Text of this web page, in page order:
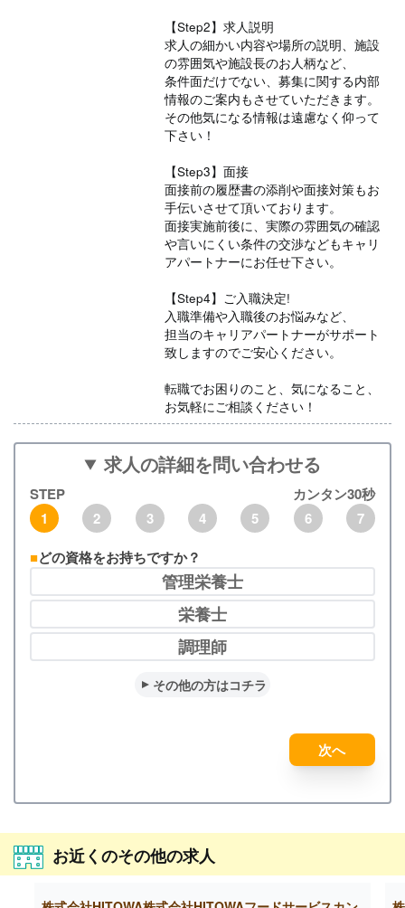
【Step2】求人説明
求人の細かい内容や場所の説明、施設
の雰囲気や施設長のお人柄など、
条件面だけでない、募集に関する内部
情報のご案内もさせていただきます。
その他気になる情報は遠慮なく仰って
下さい！
【Step3】面接
面接前の履歴書の添削や面接対策もお
手伝いさせて頂いております。
面接実施前後に、実際の雰囲気の確認
や言いにくい条件の交渉などもキャリ
アパートナーにお任せ下さい。
【Step4】ご入職決定!
入職準備や入職後のお悩みなど、
担当のキャリアパートナーがサポート
致しますのでご安心ください。
転職でお困りのこと、気になること、
お気軽にご相談ください！
求人の詳細を問い合わせる
STEP
カンタン30秒
1
2 3 4 5 6
7
どの資格をお持ちですか？
管理栄養士
栄養士
調理師
その他の方はコチラ
次へ
お近くのその他の求人